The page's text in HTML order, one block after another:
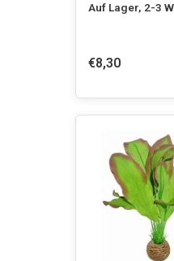
Auf Lager, 2-3
€8,30